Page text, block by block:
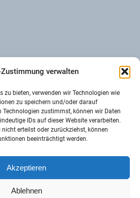
verwalten
zu bieten, verwenden wir Technologien wie
zu speichern und/oder darauf
Technologien zustimmst, können wir Daten
IDs auf dieser Website verarbeiten.
erteilst oder zurückziehst, können
beeinträchtigt werden.
Akzeptieren
Ablehnen
Voranmeldung